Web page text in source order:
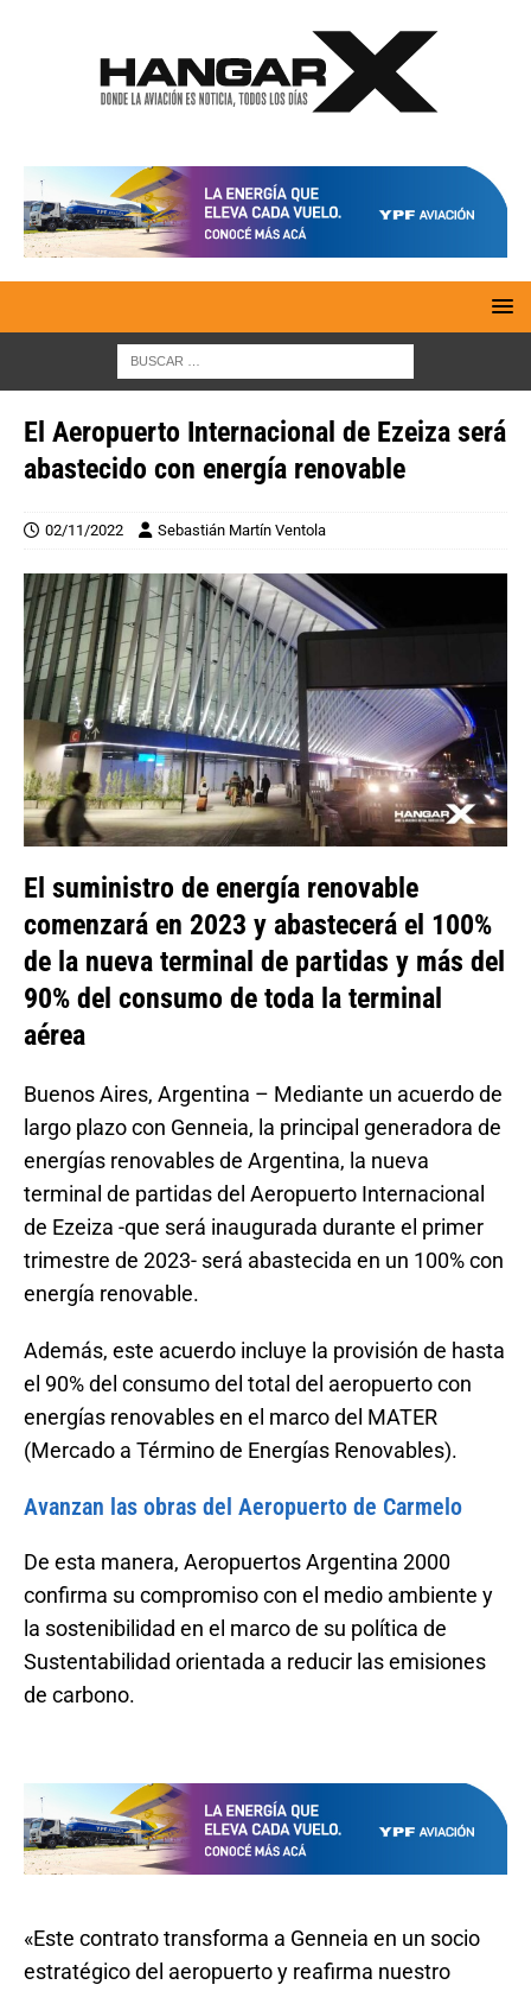
El Aeropuerto Internacional de Ezeiza será
abastecido con energía renovable
02/11/2022 Sebastián Martín Ventola
El suministro de energía renovable
comenzará en 2023 y abastecerá el 100%
de la nueva terminal de partidas y más del
90% del consumo de toda la terminal
aérea
Buenos Aires, Argentina – Mediante un acuerdo de
largo plazo con Genneia, la principal generadora de
energías renovables de Argentina, la nueva
terminal de partidas del Aeropuerto Internacional
de Ezeiza -que será inaugurada durante el primer
trimestre de 2023- será abastecida en un 100% con
energía renovable.
Además, este acuerdo incluye la provisión de hasta
el 90% del consumo del total del aeropuerto con
energías renovables en el marco del MATER
(Mercado a Término de Energías Renovables).
Avanzan las obras del Aeropuerto de Carmelo
De esta manera, Aeropuertos Argentina 2000
confirma su compromiso con el medio ambiente y
la sostenibilidad en el marco de su política de
Sustentabilidad orientada a reducir las emisiones
de carbono.
«Este contrato transforma a Genneia en un socio
estratégico del aeropuerto y reafirma nuestro